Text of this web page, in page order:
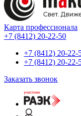
Карта профессионала
+7 (8412) 20-22-50
+7 (8412) 20-22-
+7 (8412) 20-22-
Заказать звонок